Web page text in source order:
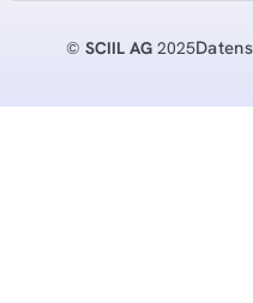
©SCIIL AG 2025